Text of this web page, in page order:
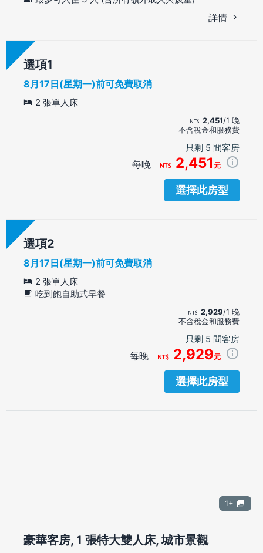
詳情
選項
8月17日(星期一)前可免費取消
2 張單人床
2,451/1 晚
不含稅金和服務費
只剩 5 間客房
每晚 2,451 元
選擇此房型
選項
8月17日(星期一)前可免費取消
2 張單人床
吃到飽自助式早餐
2,929/1 晚
不含稅金和服務費
只剩 5 間客房
每晚 2,929元
選擇此房型
1+
豪華客房, 1 張特大雙人床, 城市景觀